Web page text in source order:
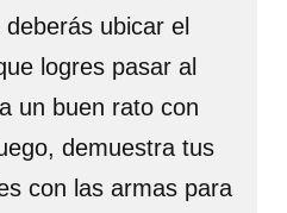
ubicar el
logres pasar al
un buen rato con
demuestra tus
con las armas para